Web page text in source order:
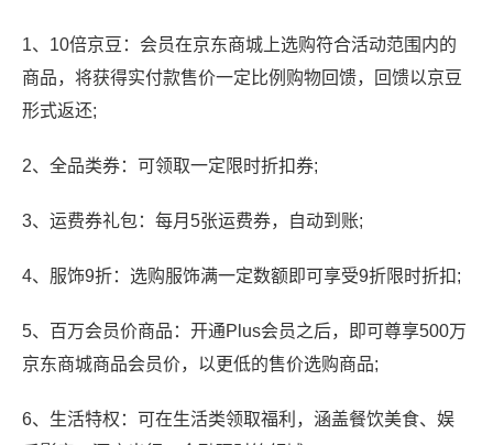
1、10倍京豆：会员在京东商城上选购符合活动范围内的
商品，将获得实付款售价一定比例购物回馈，回馈以京豆
形式返还;
2、全品类券：可领取一定限时折扣券;
3、运费券礼包：每月5张运费券，自动到账;
4、服饰9折：选购服饰满一定数额即可享受9折限时折扣;
5、百万会员价商品：开通Plus会员之后，即可尊享500万
京东商城商品会员价，以更低的售价选购商品;
6、生活特权：可在生活类领取福利，涵盖餐饮美食、娱